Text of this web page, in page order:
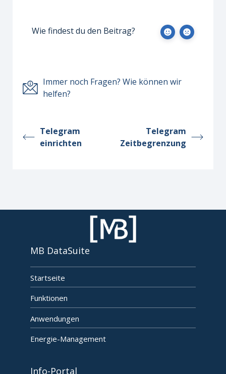
Wie findest du den Beitrag?
Immer noch Fragen? Wie können wir
helfen?
Telegram
einrichten
Telegram
Zeitbegrenzung
MB DataSuite
Startseite
Funktionen
Anwendungen
Energie-Management
Info-Portal